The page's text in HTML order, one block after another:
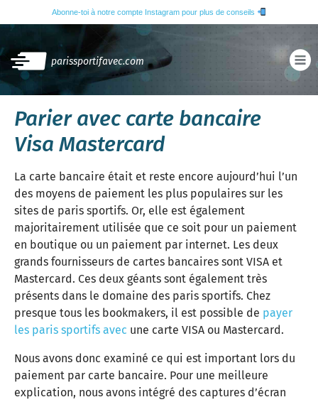
Abonne-toi à notre compte Instagram pour plus de conseils
parissportifavec.com
Parier avec carte bancaire
Visa Mastercard
La carte bancaire était et reste encore aujourd’hui l’un
des moyens de paiement les plus populaires sur les
sites de paris sportifs. Or, elle est également
majoritairement utilisée que ce soit pour un paiement
en boutique ou un paiement par internet. Les deux
grands fournisseurs de cartes bancaires sont VISA et
Mastercard. Ces deux géants sont également très
présents dans le domaine des paris sportifs. Chez
presque tous les bookmakers, il est possible de payer
les paris sportifs avec une carte VISA ou Mastercard.
Nous avons donc examiné ce qui est important lors du
paiement par carte bancaire. Pour une meilleure
explication, nous avons intégré des captures d’écran